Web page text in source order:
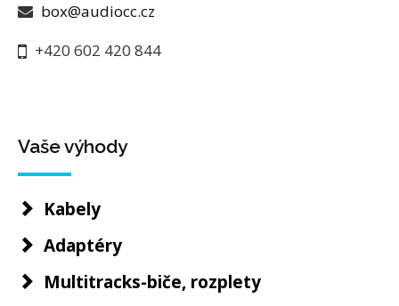
box@audiocc.cz
+420 602 420 844
Vaše výhody
Kabely
Adaptéry
Multitracks-biče, rozplety